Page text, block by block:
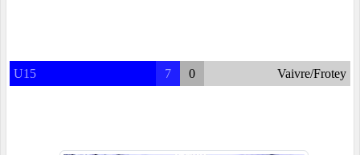
U15 7 0 Vaivre/Frotey